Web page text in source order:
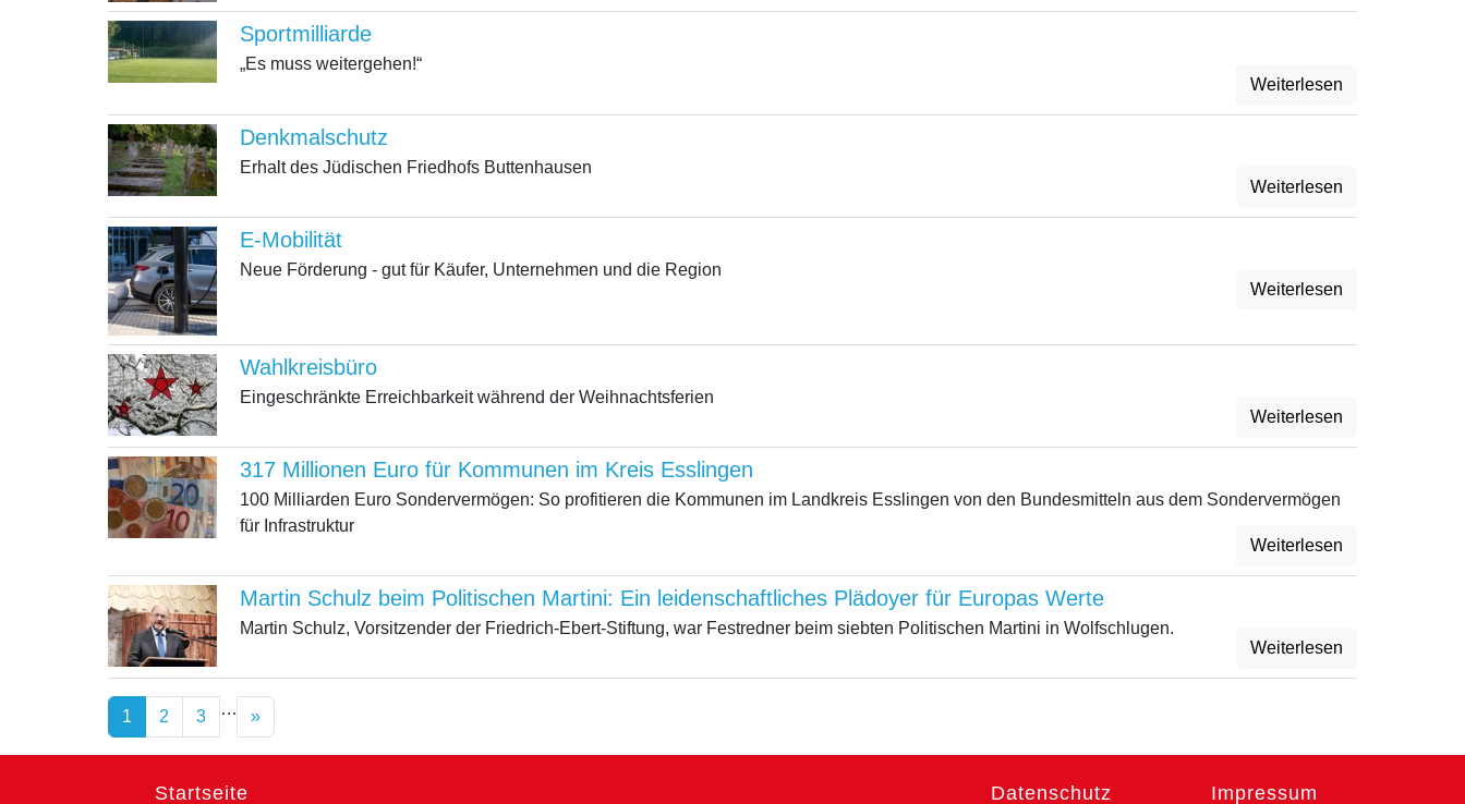
Sportmilliarde
„Es muss weitergehen!“
Weiterlesen
Denkmalschutz
Erhalt des Jüdischen Friedhofs Buttenhausen
Weiterlesen
E-Mobilität
Neue Förderung - gut für Käufer, Unternehmen und die Region
Weiterlesen
Wahlkreisbüro
Eingeschränkte Erreichbarkeit während der Weihnachtsferien
Weiterlesen
317 Millionen Euro für Kommunen im Kreis Esslingen
100 Milliarden Euro Sondervermögen: So profitieren die Kommunen im Landkreis Esslingen von den Bundesmitteln aus dem Sondervermögen
für Infrastruktur
Weiterlesen
Martin Schulz beim Politischen Martini: Ein leidenschaftliches Plädoyer für Europas Werte
Martin Schulz, Vorsitzender der Friedrich-Ebert-Stiftung, war Festredner beim siebten Politischen Martini in Wolfschlugen.
Weiterlesen
1 2 3 … »
Startseite Datenschutz Impressum